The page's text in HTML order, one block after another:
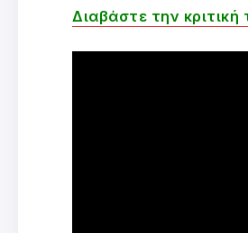
Διαβάστε την κριτική